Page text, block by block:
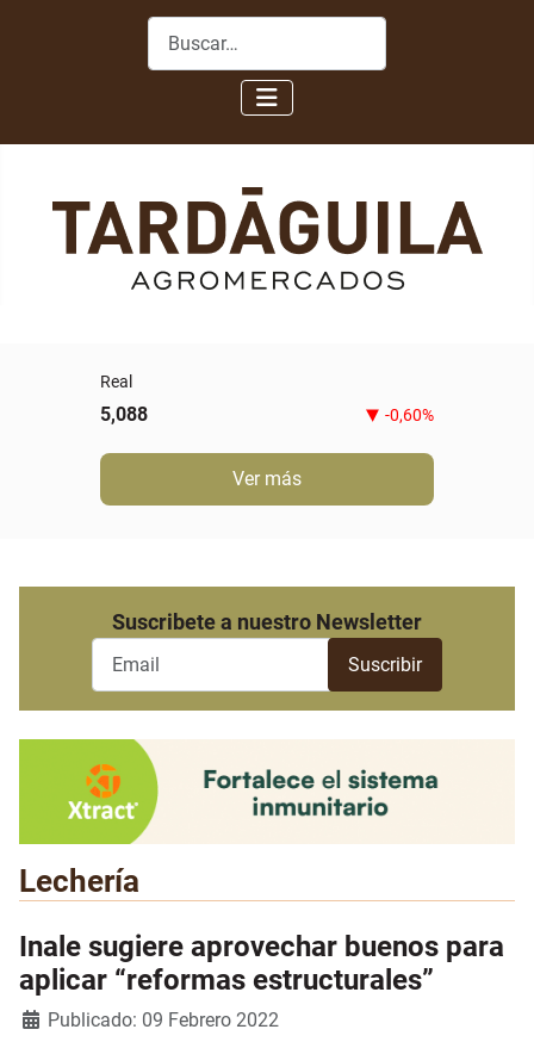
Buscar
Real
5,088 -0,60%
Ver más
Suscribete a nuestro Newsletter
Lechería
Inale sugiere aprovechar buenos para
aplicar “reformas estructurales”
DetallesPublicado: 09 Febrero 2022